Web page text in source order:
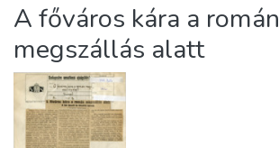
A főváros kára a román
megszállás alatt